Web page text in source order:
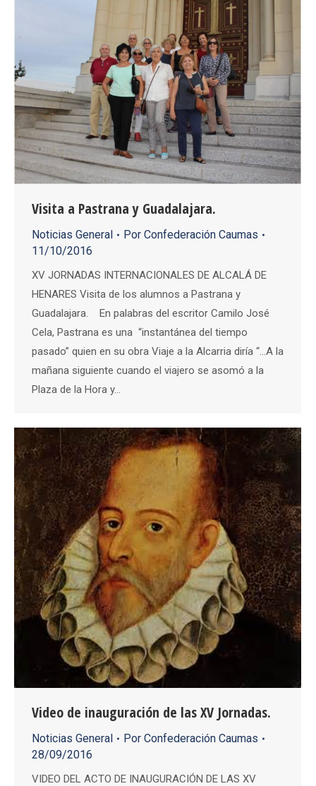
Visita a Pastrana y Guadalajara.
Noticias General Por Confederación Caumas
11/10/2016
XV JORNADAS INTERNACIONALES DE ALCALÁ DE
HENARES Visita de los alumnos a Pastrana y
Guadalajara. En palabras del escritor Camilo José
Cela, Pastrana es una “instantánea del tiempo
pasado” quien en su obra Viaje a la Alcarria diría “…A la
mañana siguiente cuando el viajero se asomó a la
Plaza de la Hora y…
Video de inauguración de las XV Jornadas.
Noticias General Por Confederación Caumas
28/09/2016
VIDEO DEL ACTO DE INAUGURACIÓN DE LAS XV